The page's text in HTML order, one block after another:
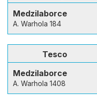
Medzilaborce
A. Warhola 184
Tesco
Medzilaborce
A. Warhola 1408